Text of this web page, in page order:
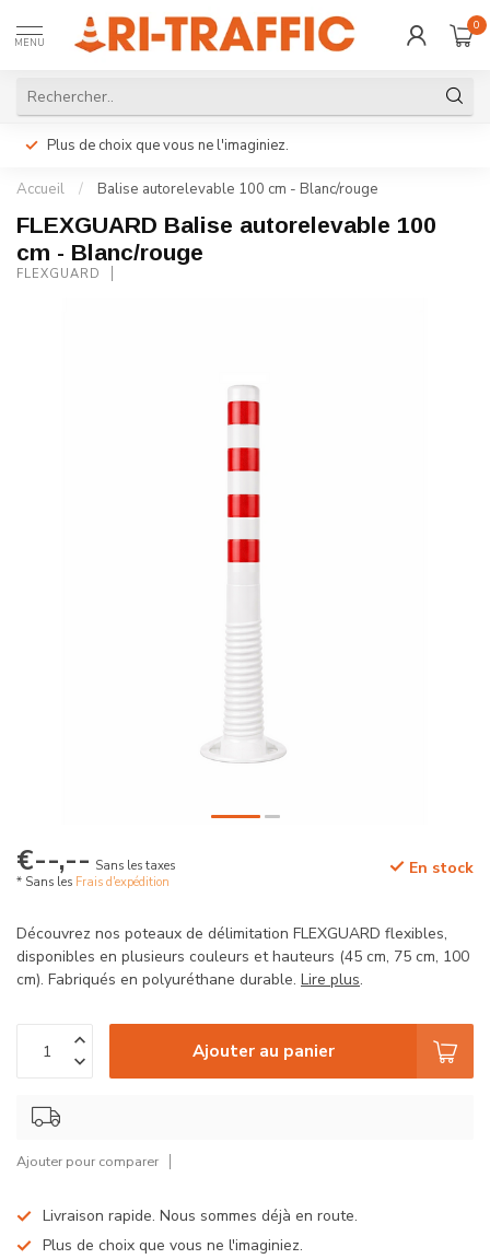
MENU
0
Plus de choix que vous ne l'imaginiez.
Accueil / Balise autorelevable 100 cm - Blanc/rouge
FLEXGUARD Balise autorelevable 100
cm - Blanc/rouge
FLEXGUARD
€--,-- Sans les taxes
* Sans les Frais d'expédition
En stock
Découvrez nos poteaux de délimitation FLEXGUARD flexibles,
disponibles en plusieurs couleurs et hauteurs (45 cm, 75 cm, 100
cm). Fabriqués en polyuréthane durable. Lire plus.
Ajouter au panier
Ajouter pour comparer
Livraison rapide. Nous sommes déjà en route.
Plus de choix que vous ne l'imaginiez.